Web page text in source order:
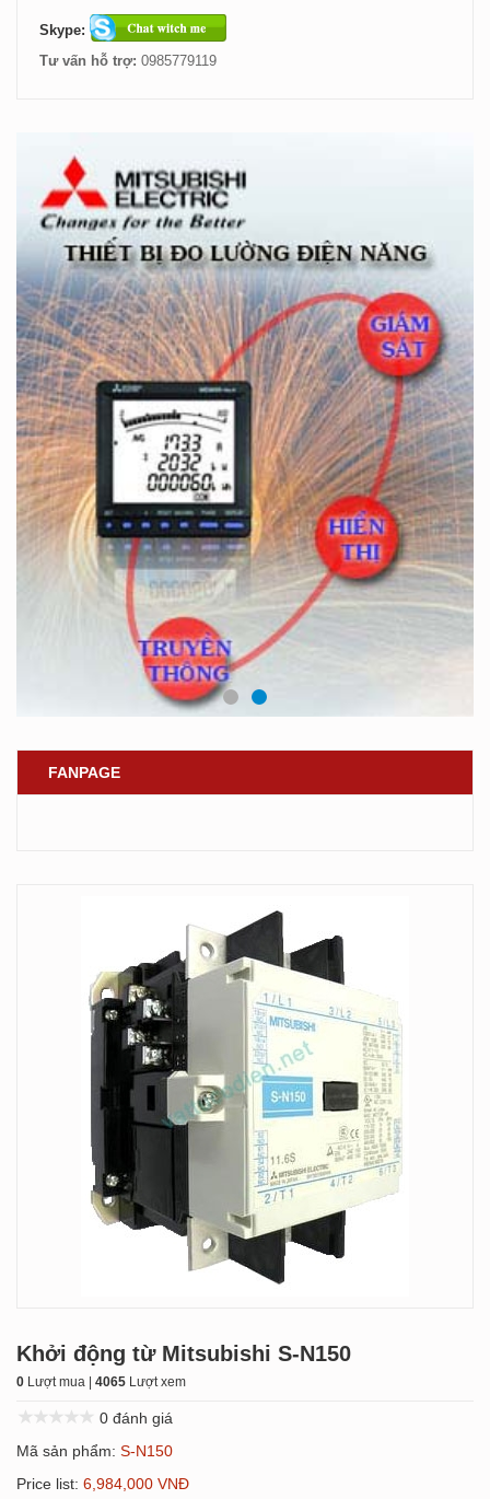
Skype:
Tư vấn hỗ trợ: 0985779119
FANPAGE
Khởi động từ Mitsubishi S-N150
0 Lượt mua | 4065 Lượt xem
0 đánh giá
Mã sản phẩm: S-N150
Price list: 6,984,000 VNĐ